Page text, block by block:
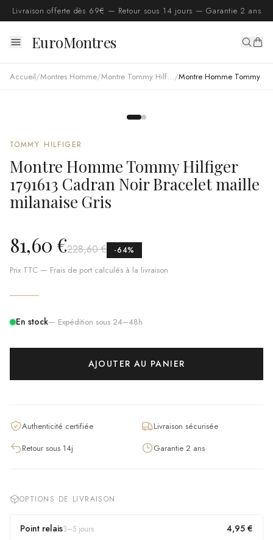
Livraison offerte dès 69€ — Retour sous 14 jours — Garantie 2 ans
EuroMontres
Accueil/Montres Homme/ Montre Tommy Hilfiger homme/
TOMMY HILFIGER
Montre Homme Tommy Hilfiger
1791613 Cadran Noir Bracelet maille
milanaise Gris
81,60 €228,60 € -64%
Prix TTC — Frais de port calculés à la livraison
En stock— Expédition sous 24–48h
AJOUTER AU PANIER
Authenticité certifiée
Livraison sécurisée
Retour sous 14j
Garantie 2 ans
OPTIONS DE LIVRAISON
Point relais3–5 jours 4,95 €